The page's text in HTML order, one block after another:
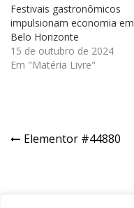
Festivais gastronômicos
impulsionam economia em
Belo Horizonte
15 de outubro de 2024
Em "Matéria Livre"
Navegação
Elementor #44880